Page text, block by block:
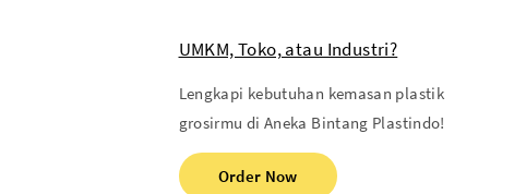
UMKM, Toko, atau Industri?
Lengkapi kebutuhan kemasan plastik
grosirmu di Aneka Bintang Plastindo!
Order Now